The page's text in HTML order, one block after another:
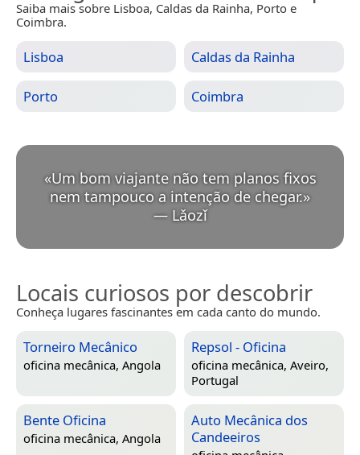
Saiba mais sobre Lisboa, Caldas da Rainha, Porto e
Coimbra.
Lisboa Caldas da Rainha
Porto Coimbra
«Um bom viajante não tem planos fixos
nem tampouco a intenção de chegar.
— Lǎozǐ
Locais curiosos por descobrir
Conheça lugares fascinantes em cada canto do mundo.
Torneiro Mecânico
oficina mecânica, Angola
Repsol - Oficina
oficina mecânica, Aveiro,
Portugal
Bente Oficina
oficina mecânica, Angola
Auto Mecânica dos
Candeeiros